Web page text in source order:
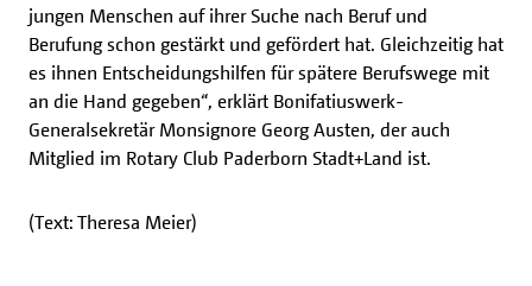
jungen Menschen auf ihrer Suche nach Beruf und
Berufung schon gestärkt und gefördert hat. Gleichzeitig hat
es ihnen Entscheidungshilfen für spätere Berufswege mit
an die Hand gegeben“, erklärt Bonifatiuswerk-
Generalsekretär Monsignore Georg Austen, der auch
Mitglied im Rotary Club Paderborn Stadt+Land ist.
(Text: Theresa Meier)